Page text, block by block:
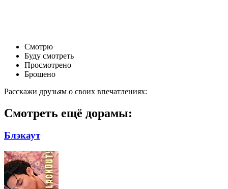
Смотрю
Буду смотреть
Просмотрено
Брошено
Расскажи друзьям о своих впечатлениях:
Смотреть ещё дорамы:
Блэкаут